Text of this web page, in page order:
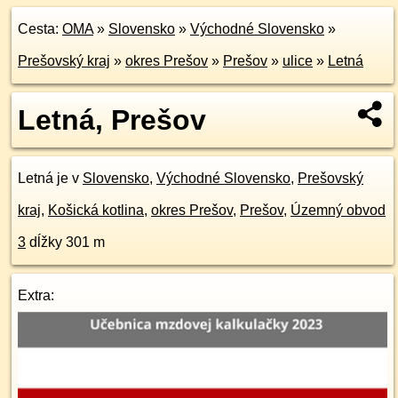
Cesta: OMA» Slovensko » Východné Slovensko »
Prešovský kraj » okres Prešov » Prešov » ulice » Letná
Letná, Prešov
Letná je v Slovensko, Východné Slovensko, Prešovský
kraj, Košická kotlina, okres Prešov, Prešov, Územný obvod
3 dĺžky 301 m
Extra: